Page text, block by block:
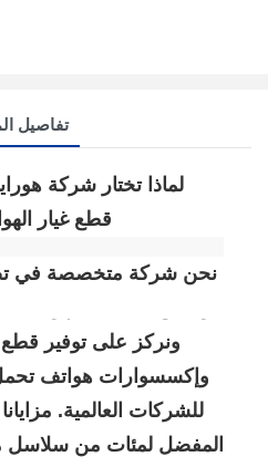
تفاصيل
لماذا تختار شركة
قطع غيار
نحن شركة متخصصة في
وإكسسوارات هواتف
للشركات العالمية.
المفضل لمئات من سلاسل